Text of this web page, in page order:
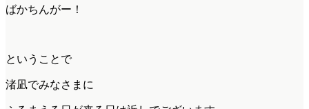
ばかちんがー！
ということで
渚凪でみなさまに